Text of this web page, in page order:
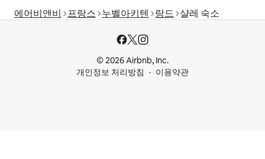
에어비앤비 프랑스 누벨아키텐 랑드 샬레 숙소
© 2026 Airbnb, Inc.
개인정보 처리방침
이용약관